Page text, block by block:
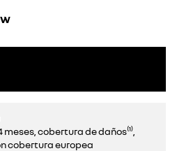
cobertura de daños⁽¹⁾,
cobertura europea